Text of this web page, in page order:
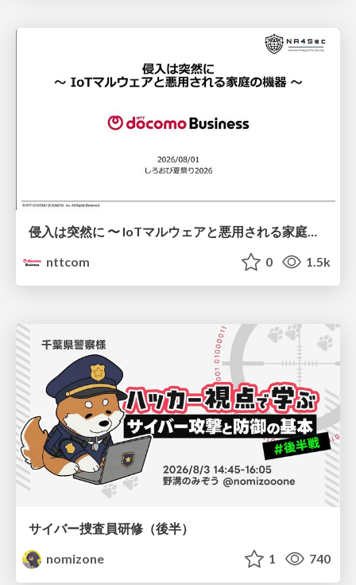
侵入は突然に 〜 IoTマルウェアと悪用される家庭の機器 ～ / When Intrusion Strikes: IoT Malware and the Abuse of Home Devices
nttcom
0 1.5k
サイバー捜査員研修（後半）
nomizone
1 740